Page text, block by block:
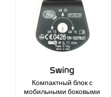
Swing
Компактный блок с
мобильными боковыми